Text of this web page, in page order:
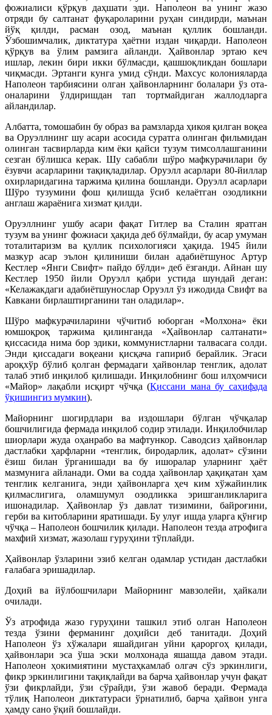
фожиалиси қўрқув даҳшати эди. Наполеон ва унинг жазо
отряди бу салтанат фуқароларини руҳан синдирди, маънан
йўқ қилди, расман озод, маънан қуллик бошланди.
Ўзбошимчалик, диктатура ҳаётни издан чиқарди. Наполеон
қўрқув ва ўлим рамзига айланди. Ҳайвонлар эртаю кеч
ишлар, лекин бири икки бўлмасди, қашшоқликдан бошлари
чиқмасди. Эртанги кунга умид сўнди. Махсус колонияларда
Наполеон тарбиясини олган ҳайвонларнинг болалари ўз ота-
оналарини ўлдиришдан тап тортмайдиган жаллодларга
айландилар.
Албатта, томошабин бу образ ва рамзларда ҳикоя қилган воқеа
ва Оруэллнинг шу асари асосида суратга олинган фильмидан
олинган тасвирларда ким ёки қайси тузум тимсоллашганини
сезган бўлишса керак. Шу сабабли шўро мафкурачилари бу
ёзувчи асарларини тақиқладилар. Оруэлл асарлари 80-йиллар
охирларидагина таржима қилина бошланди. Оруэлл асарлари
Шўро тузумини фош қилишда ўсиб келаётган озодликни
англаш жараёнига хизмат қилди.
Оруэллнинг ушбу асари фақат Гитлер ва Сталин яратган
тузум ва унинг фожиаси ҳақида деб бўлмайди, бу асар умуман
тоталитаризм ва қуллик психологияси ҳақида. 1945 йили
мазкур асар эълон қилиниши билан адабиётшунос Артур
Кестлер «Янги Свифт» пайдо бўлди» деб ёзганди. Айнан шу
Кестлер 1950 йили Оруэлл қабри устида шундай деган:
«Келажакдаги адабиётшунослар Оруэлл ўз ижодида Свифт ва
Кавкани бирлаштирганини тан оладилар».
Шўро мафкурачиларини чўчитиб юборган «Молхона» ёки
юмшоқроқ таржима қилинганда «Ҳайвонлар салтанати»
қиссасида нима бор эдики, коммунистларни талвасага солди.
Энди қиссадаги воқеани қисқача гапириб берайлик. Эгаси
ароқхўр бўлиб қолган фермадаги ҳайвонлар тенглик, адолат
талаб этиб инқилоб қилишади. Инқилобнинг бош илҳомчиси
«Майор» лақабли исқирт чўчқа (Қиссани мана бу саҳифада
ўқишингиз мумкин).
Майорнинг шогирдлари ва издошлари бўлган чўчқалар
бошчилигида фермада инқилоб содир этилади. Инқилобчилар
шиорлари жуда оҳанрабо ва мафтункор. Саводсиз ҳайвонлар
дастлабки ҳарфларни «тенглик, биродарлик, адолат» сўзини
ёзиш билан ўрганишади ва бу ишоралар уларнинг ҳаёт
мазмунига айланади. Оми ва содда ҳайвонлар ҳақиқатан ҳам
тенглик келганига, энди ҳайвонларга ҳеч ким хўжайинлик
қилмаслигига, оламшумул озодликка эришганликларига
ишонадилар. Ҳайвонлар ўз давлат тизимини, байроғини,
герби ва китобларини яратишади. Бу улуғ ишда уларга қўнғир
чўчқа – Наполеон бошчилик қилади. Наполеон тезда атрофига
махфий хизмат, жазолаш гуруҳини тўплайди.
Ҳайвонлар ўзларини эзиб келган одамлар устидан дастлабки
ғалабага эришадилар.
Доҳий ва йўлбошчилари Майорнинг мавзолейи, ҳайкали
очилади.
Ўз атрофида жазо гуруҳини ташкил этиб олган Наполеон
тезда ўзини ферманинг доҳийси деб танитади. Доҳий
Наполеон ўз хўжалари яшайдиган уйни қароргоҳ қилади,
ҳайвонлари эса ўша эски молхонада яшашда давом этади.
Наполеон ҳокимиятини мустаҳкамлаб олгач сўз эркинлиги,
фикр эркинлигини тақиқлайди ва барча ҳайвонлар учун фақат
ўзи фикрлайди, ўзи сўрайди, ўзи жавоб беради. Фермада
тўлиқ Наполеон диктатураси ўрнатилиб, барча ҳайвон унга
ҳамду сано ўқий бошлайди.